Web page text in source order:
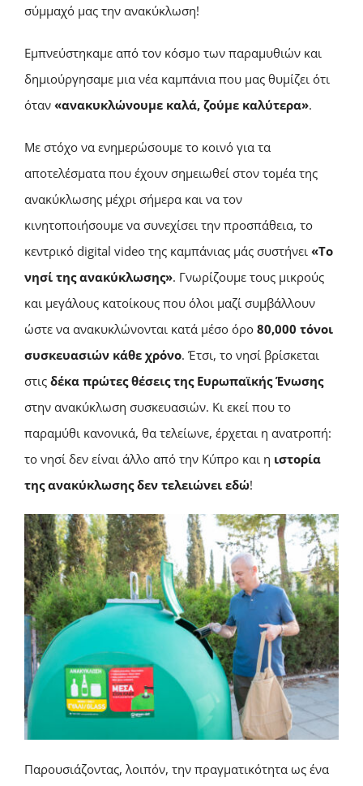
σύμμαχό μας την ανακύκλωση!
Eμπνεύστηκαμε από τον κόσμο των παραμυθιών και
δημιούργησαμε μια νέα καμπάνια που μας θυμίζει ότι
όταν «ανακυκλώνουμε καλά, ζούμε καλύτερα».
Με στόχο να ενημερώσουμε το κοινό για τα
αποτελέσματα που έχουν σημειωθεί στον τομέα της
ανακύκλωσης μέχρι σήμερα και να τον
κινητοποιήσουμε να συνεχίσει την προσπάθεια, το
κεντρικό digital video της καμπάνιας μάς συστήνει «Το
νησί της ανακύκλωσης». Γνωρίζουμε τους μικρούς
και μεγάλους κατοίκους που όλοι μαζί συμβάλλουν
ώστε να ανακυκλώνονται κατά μέσο όρο 80,000 τόνοι
συσκευασιών κάθε χρόνο. Έτσι, το νησί βρίσκεται
στις δέκα πρώτες θέσεις της Ευρωπαϊκής Ένωσης
στην ανακύκλωση συσκευασιών. Κι εκεί που το
παραμύθι κανονικά, θα τελείωνε, έρχεται η ανατροπή:
το νησί δεν είναι άλλο από την Κύπρο και η ιστορία
της ανακύκλωσης δεν τελειώνει εδώ!
Παρουσιάζοντας, λοιπόν, την πραγματικότητα ως ένα